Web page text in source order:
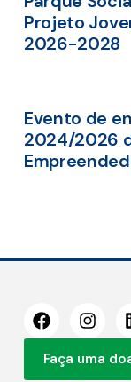
Projeto
2026-2028
Evento de
2024/2026
Faça uma